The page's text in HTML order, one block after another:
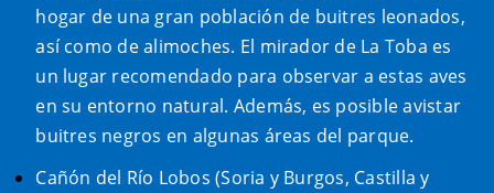
hogar de una gran población de buitres leonados,
así como de alimoches. El mirador de La Toba es
un lugar recomendado para observar a estas aves
en su entorno natural. Además, es posible avistar
buitres negros en algunas áreas del parque.
Cañón del Río Lobos (Soria y Burgos, Castilla y